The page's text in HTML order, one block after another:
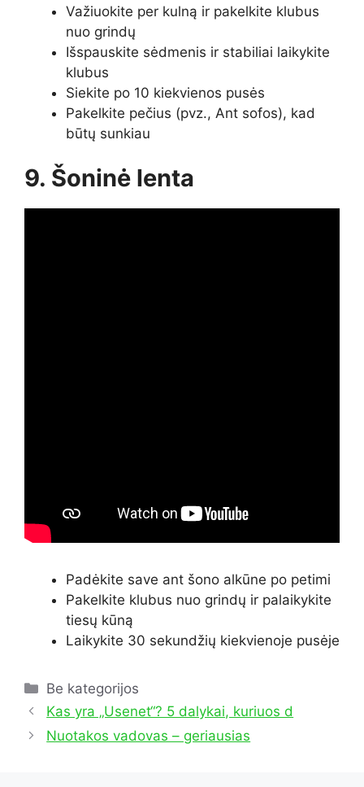
Važiuokite per kulną ir pakelkite klubus
nuo grindų
Išspauskite sėdmenis ir stabiliai laikykite
klubus
Siekite po 10 kiekvienos pusės
Pakelkite pečius (pvz., Ant sofos), kad
būtų sunkiau
9. Šoninė lenta
Padėkite save ant šono alkūne po petimi
Pakelkite klubus nuo grindų ir palaikykite
tiesų kūną
Laikykite 30 sekundžių kiekvienoje pusėje
Kategorijos
Be kategorijos
Kas yra „Usenet“? 5 dalykai, kuriuos d
Nuotakos vadovas – geriausias